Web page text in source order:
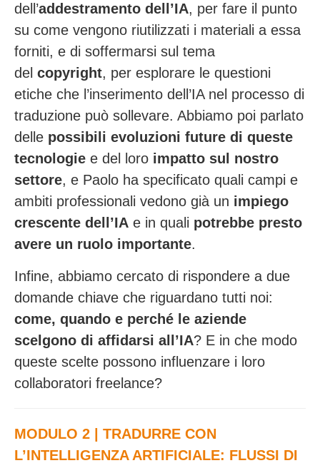
dell’addestramento dell’IA, per fare il punto
su come vengono riutilizzati i materiali a essa
forniti, e di soffermarsi sul tema
del copyright, per esplorare le questioni
etiche che l’inserimento dell’IA nel processo di
traduzione può sollevare. Abbiamo poi parlato
delle possibili evoluzioni future di queste
tecnologie e del loro impatto sul nostro
settore, e Paolo ha specificato quali campi e
ambiti professionali vedono già un impiego
crescente dell’IA e in quali potrebbe presto
avere un ruolo importante.
Infine, abbiamo cercato di rispondere a due
domande chiave che riguardano tutti noi:
come, quando e perché le aziende
scelgono di affidarsi all’IA? E in che modo
queste scelte possono influenzare i loro
collaboratori freelance?
MODULO 2 | TRADURRE CON
L’INTELLIGENZA ARTIFICIALE: FLUSSI DI